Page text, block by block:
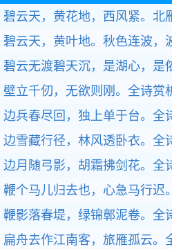
碧云天，黄花地，西风紧。北
碧云天，黄叶地。秋色连波，
碧云无渡碧天沉，是湖心，是
壁立千仞，无欲则刚。全诗赏
边兵春尽回，独上单于台。全
边雪藏行径，林风透卧衣。全
边月随弓影，胡霜拂剑花。全
鞭个马儿归去也，心急马行迟
鞭影落春堤，绿锦鄣泥卷。全
扁舟去作江南客，旅雁孤云。